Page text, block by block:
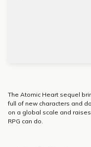
The Atomic Heart sequel
full of new characters and
on a global scale and
RPG can do.